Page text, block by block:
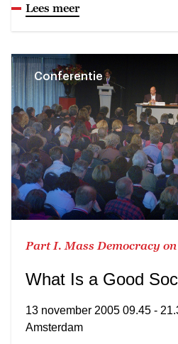
Lees meer
Conferentie
Part I. Mass Democracy
What Is a Good
13 november 2005 09.45 -
Amsterdam